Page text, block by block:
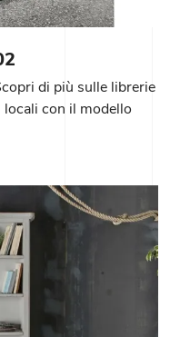
di più sulle librerie
con il modello